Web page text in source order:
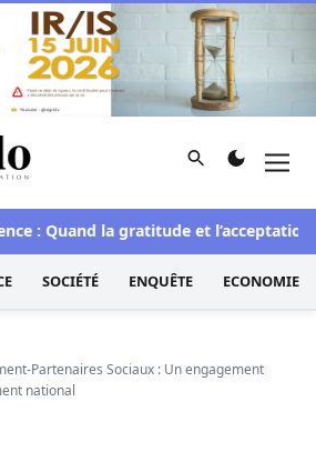
site d'information et d'investigation
Rechercher
: Quand la gratitude et l’acceptation
SOCIÉTÉ ENQUÊTE ECONOMIE
Partenaires Sociaux : Un engagement
national